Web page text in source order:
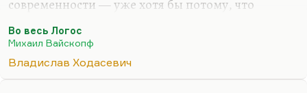
современности — уже хотя бы потому, что
Маяковского (очень точно многие раскрывают её
одическую традицию; скажем, в замечательной
книге Вайскопфа «Во весь логос» подробно
Во весь Логос
Михаил Вайскопф
Владислав Ходасевич